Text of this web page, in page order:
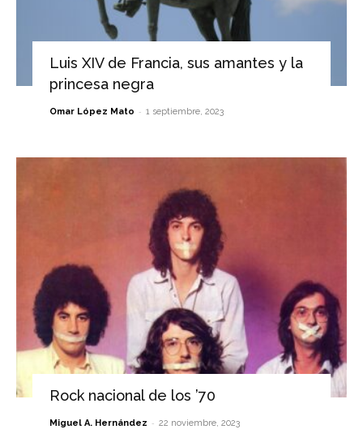
Luis XIV de Francia, sus amantes y la
princesa negra
Omar López Mato - 1 septiembre, 2023
Rock nacional de los ’70
Miguel A. Hernández - 22 noviembre, 2023